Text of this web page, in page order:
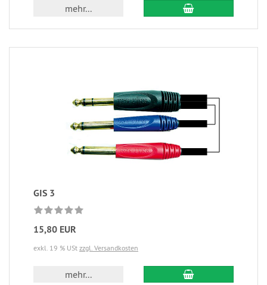
mehr...
GIS 3
15,80 EUR
exkl. 19 % USt zzgl. Versandkosten
mehr...